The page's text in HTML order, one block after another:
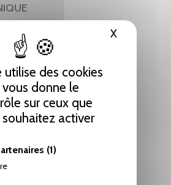
utilise des cookies
donne le
sur ceux que
activer
(1)
XMasquer